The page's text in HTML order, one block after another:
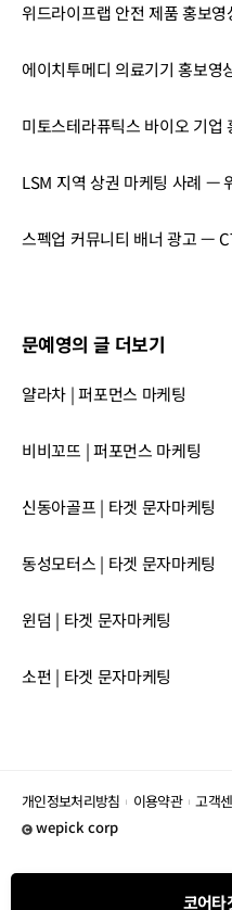
문예영의 글 더보기
얄라차 | 퍼포먼스 마케팅
비비꼬뜨 | 퍼포먼스 마케팅
신동아골프 | 타겟 문자마케팅
동성모터스 | 타겟 문자마케팅
윈덤 | 타겟 문자마케팅
소펀 | 타겟 문자마케팅
위드라이프랩 안전 제품 홍보
에이치투메디 의료기기 홍보
미토스테라퓨틱스 바이오 기업
LSM 지역 상권 마케팅 사례 —
스펙업 커뮤니티 배너 광고 —
개인정보처리방침 이용약관
고객
wepick corp
코어타